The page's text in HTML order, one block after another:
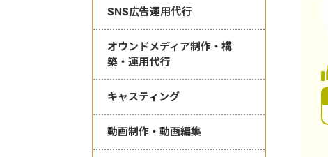
SNS広告運用代行
オウンドメディア制作・構
築・運用代行
キャスティング
動画制作・動画編集